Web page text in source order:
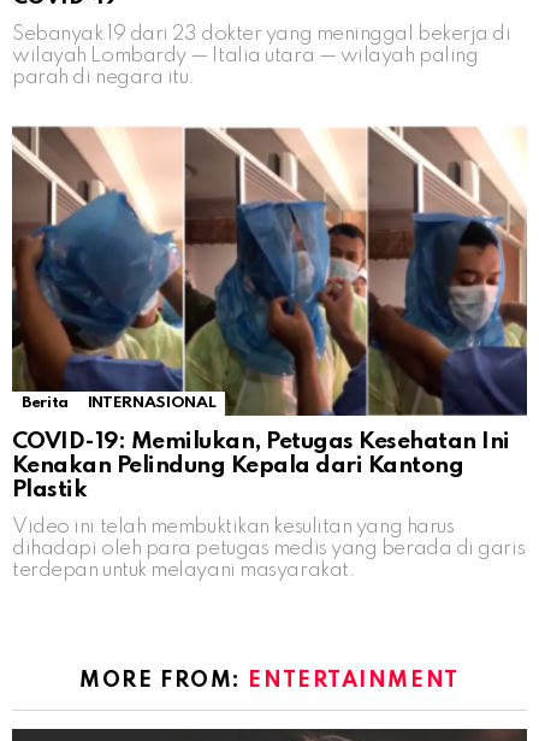
Sebanyak 19 dari 23 dokter yang meninggal bekerja di
wilayah Lombardy — Italia utara — wilayah paling
parah di negara itu.
Berita INTERNASIONAL
COVID-19: Memilukan, Petugas Kesehatan Ini
Kenakan Pelindung Kepala dari Kantong
Plastik
Video ini telah membuktikan kesulitan yang harus
dihadapi oleh para petugas medis yang berada di garis
terdepan untuk melayani masyarakat.
MORE FROM: ENTERTAINMENT